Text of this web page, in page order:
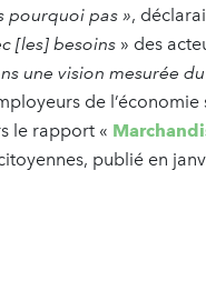
pourquoi pas »,
[les] besoins » des
une vision mesurée
de
le rapport «
publié en